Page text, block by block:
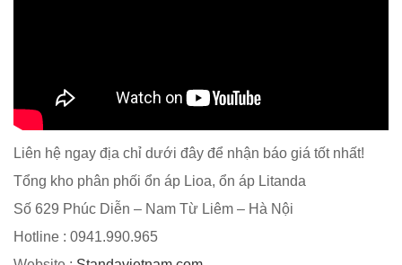
Liên hệ ngay địa chỉ dưới đây để nhận báo giá tốt nhất!
Tổng kho phân phối ổn áp Lioa, ổn áp Litanda
Số 629 Phúc Diễn – Nam Từ Liêm – Hà Nội
Hotline : 0941.990.965